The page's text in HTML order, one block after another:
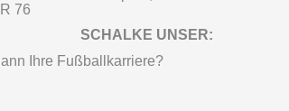
76
SCHALKE UNSER:
Ihre Fußballkarriere?